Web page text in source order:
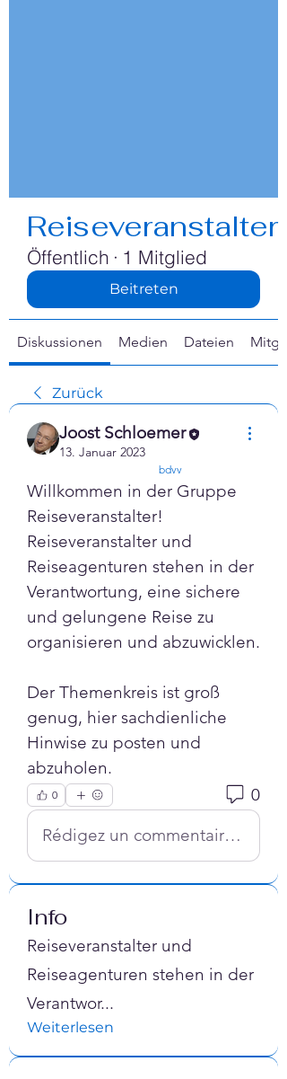
Reiseveranstalter
Öffentlich · 1 Mitglied
Beitreten
Diskussionen Medien Dateien
Zurück
Joost Schloemer
13. Januar 2023
bdvv
Willkommen in der Gruppe
Reiseveranstalter!
Reiseveranstalter und
Reiseagenturen stehen in der
Verantwortung, eine sichere
und gelungene Reise zu
Der Themenkreis ist groß
genug, hier sachdienliche
Hinwise zu posten und
abzuholen.
0
0
Rédigez un commentaire...
Info
Reiseveranstalter und
Reiseagenturen stehen in der
Verantwor...
Weiterlesen